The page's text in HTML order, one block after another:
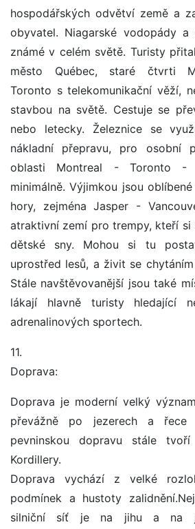
hospodářských odvětví země a
obyvatel. Niagarské vodopády a
známé v celém světě. Turisty
město Québec, staré čtvrti
Toronto s telekomunikační věží,
stavbou na světě. Cestuje se
nebo letecky. Železnice se
nákladní přepravu, pro osobní
oblasti Montreal - Toronto -
minimálně. Výjimkou jsou
hory, zejména Jasper -
atraktivní zemí pro trempy, kteří si
dětské sny. Mohou si tu
uprostřed lesů, a živit se
Stále navštěvovanější jsou také
lákají hlavně turisty hledající
adrenalinových sportech.
11.
Doprava:
Doprava je moderní velký
převážně po jezerech a řece
pevninskou dopravu stále
Kordillery.
Doprava vychází z velké
podmínek a hustoty
silniční síť je na jihu a na